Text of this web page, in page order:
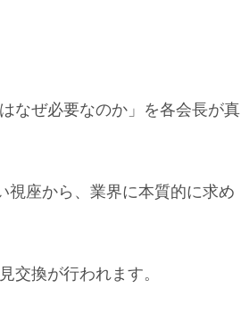
なぜ必要なのか」を各会長が真
視座から、業界に本質的に求め
交換が行われます。